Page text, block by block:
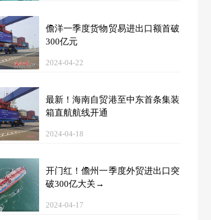
儋洋一季度货物贸易进出口额首破
300亿元
2024-04-22
最新！海南自贸港至中东首条集装
箱直航航线开通
2024-04-18
开门红！儋州一季度外贸进出口突
破300亿大关→
2024-04-17